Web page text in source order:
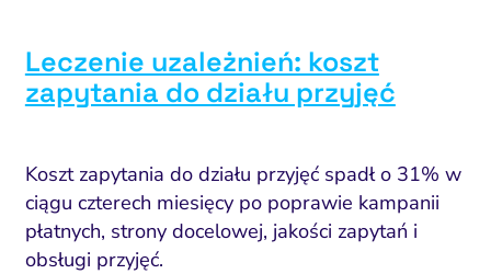
Leczenie uzależnień: koszt
zapytania do działu przyjęć
Koszt zapytania do działu przyjęć spadł o 31% w
ciągu czterech miesięcy po poprawie kampanii
płatnych, strony docelowej, jakości zapytań i
obsługi przyjęć.